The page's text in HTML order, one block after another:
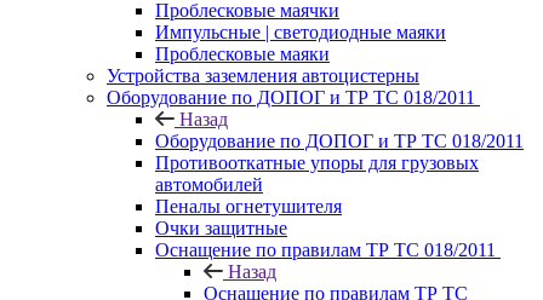
Проблесковые маячки
Импульсные | светодиодные маяки
Проблесковые маяки
Устройства заземления автоцистерны
Оборудование по ДОПОГ и ТР ТС 018/2011
Назад
Оборудование по ДОПОГ и ТР ТС 018/2011
Противооткатные упоры для грузовых
автомобилей
Пеналы огнетушителя
Очки защитные
Оснащение по правилам ТР ТС 018/2011
Назад
Оснащение по правилам ТР ТС